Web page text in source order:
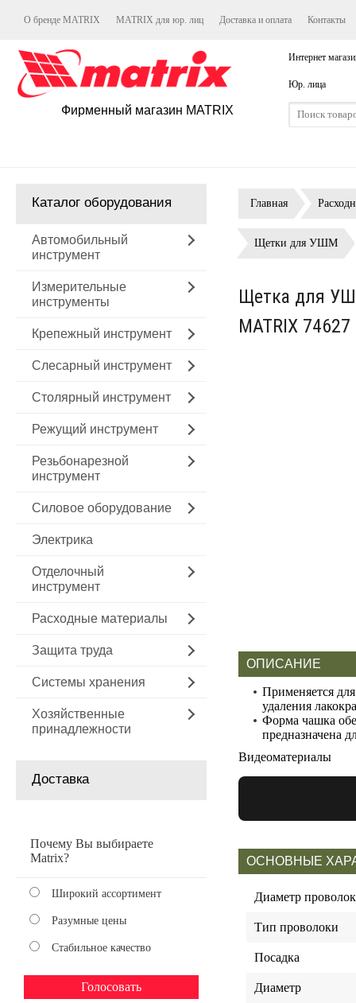
О бренде MATRIX MATRIX для юр. лиц Доставка и оплата Контакты
Фирменный магазин MATRIX
Интернет
Юр. лица
Каталог оборудования
Автомобильный
инструмент
Измерительные
инструменты
Крепежный инструмент
Слесарный инструмент
Столярный инструмент
Режущий инструмент
Резьбонарезной
инструмент
Силовое оборудование
Электрика
Отделочный
инструмент
Расходные материалы
Защита труда
Системы хранения
Хозяйственные
принадлежности
Доставка
Почему Вы выбираете
Matrix?
Широкий ассортимент
Разумные цены
Стабильное качество
Главная
Щетки для УШМ
Щетка для
MATRIX 74627
ОПИСАНИЕ
Применяется
удаления
Форма чашка
предназначена
Видеоматериалы
ОСНОВНЫЕ
Диаметр
Тип проволоки
Посадка
Диаметр